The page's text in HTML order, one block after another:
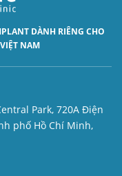
DÀNH RIÊNG CHO
NAM
Park, 720A Điện
phố Hồ Chí Minh,